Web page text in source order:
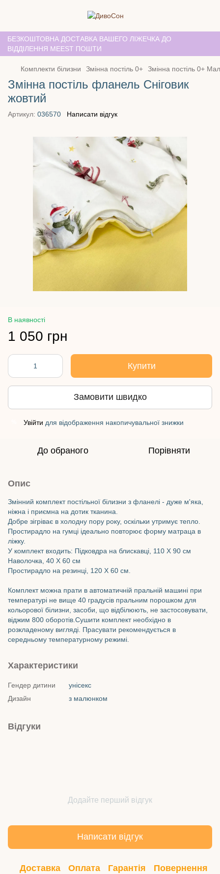
БЕЗКОШТОВНА ДОСТАВКА ВАШЕГО ЛІЖЕЧКА ДО
ВІДДІЛЕННЯ MEEST ПОШТИ
Комплекти білизни Змінна постіль 0+ Змінна постіль 0+
Змінна постіль фланель Сніговик
жовтий
Артикул: 036570 Написати відгук
В наявності
1 050 грн
Купити
Замовити швидко
Увійти для відображення накопичувальної знижки
До обраного Порівняти
Опис
Змінний комплект постільної білизни з фланелі - дуже м'яка,
ніжна і приємна на дотик тканина.
Добре зігріває в холодну пору року, оскільки утримує тепло.
Простирадло на гумці ідеально повторює форму матраца в
ліжку.
У комплект входить: Підковдра на блискавці, 110 Х 90 см
Наволочка, 40 Х 60 см
Простирадло на резинці, 120 Х 60 см.
Комплект можна прати в автоматичній пральній машині при
температурі не вище 40 градусів пральним порошком для
кольорової білизни, засоби, що відбілюють, не застосовувати,
віджим 800 оборотів.Сушити комплект необхідно в
розкладеному вигляді. Прасувати рекомендується в
середньому температурному режимі.
Характеристики
Гендер дитини
унісекс
Дизайн
з малюнком
Відгуки
Додайте перший відгук
Написати відгук
Доставка Оплата Гарантія Повернення